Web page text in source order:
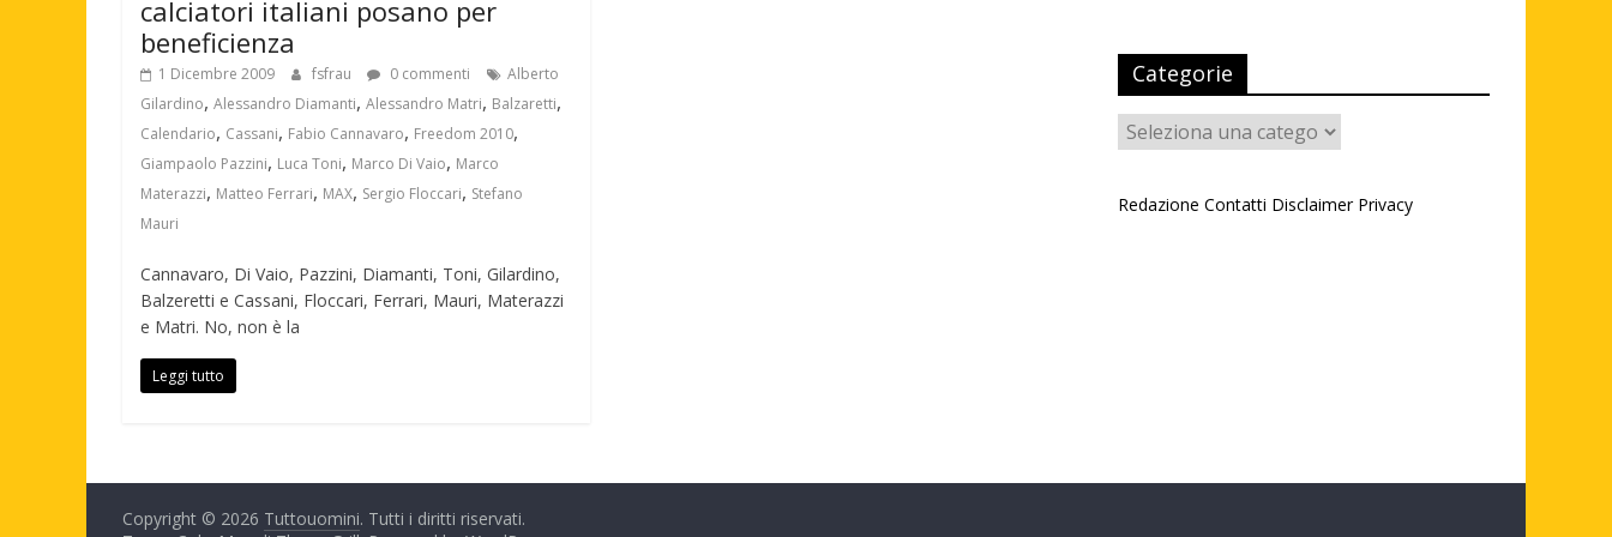
calciatori italiani posano per
beneficienza
1 Dicembre 2009 fsfrau 0 commenti
Alberto
Gilardino, Alessandro Diamanti, Alessandro Matri, Balzaretti,
Calendario, Cassani, Fabio Cannavaro, Freedom 2010,
Giampaolo Pazzini, Luca Toni, Marco Di Vaio, Marco
Materazzi, Matteo Ferrari, MAX, Sergio Floccari, Stefano
Mauri
Cannavaro, Di Vaio, Pazzini, Diamanti, Toni, Gilardino,
Balzeretti e Cassani, Floccari, Ferrari, Mauri, Materazzi
e Matri. No, non è la
Leggi tutto
Categorie
Categorie
Redazione Contatti Disclaimer Privacy
Copyright © 2026 Tuttouomini. Tutti i diritti riservati.